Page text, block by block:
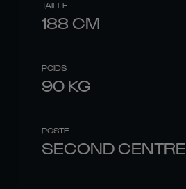
TAILLE
188 CM
POIDS
90 KG
POSTE
SECOND CENTRE